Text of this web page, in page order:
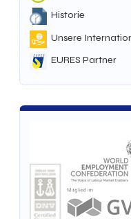
Historie
Unsere
EURES Partner